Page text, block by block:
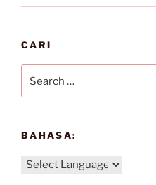
CARI
for:
BAHASA: